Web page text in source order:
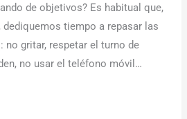
de objetivos? Es habitual que,
tiempo a repasar las
no gritar, respetar el turno de
no usar el teléfono móvil…